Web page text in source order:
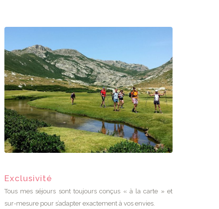
Exclusivité
Tous mes séjours sont toujours conçus « à la carte » et
sur-mesure pour s’adapter exactement à vos envies.